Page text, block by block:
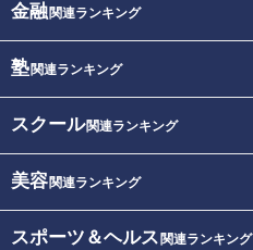
金融関連ランキング
塾関連ランキング
スクール関連ランキング
美容関連ランキング
スポーツ＆ヘルス 関連ランキング